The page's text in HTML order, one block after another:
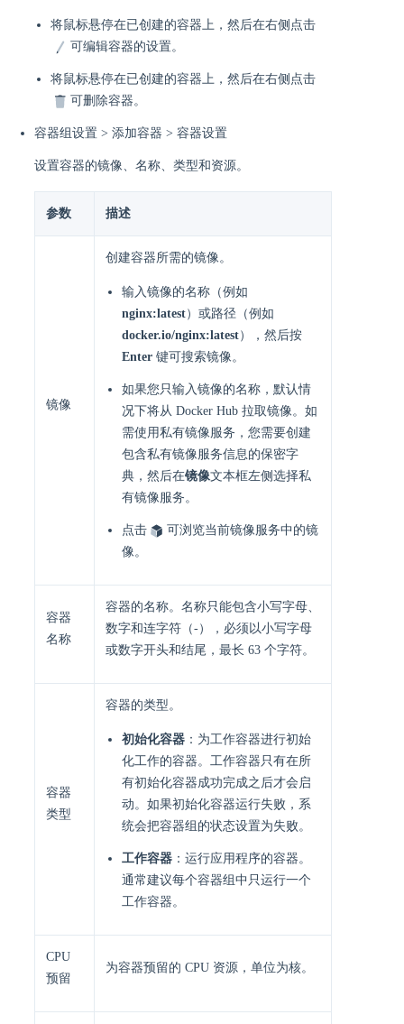
将鼠标悬停在已创建的容器上，然后在右侧点击
可编辑容器的设置。
将鼠标悬停在已创建的容器上，然后在右侧点击
可删除容器。
容器组设置 > 添加容器 > 容器设置
设置容器的镜像、名称、类型和资源。
参数 描述
镜像
创建容器所需的镜像。
输入镜像的名称（例如
nginx:latest）或路径（例如
docker.io/nginx:latest），然后按
Enter 键可搜索镜像。
如果您只输入镜像的名称，默认情
况下将从 Docker Hub 拉取镜像。如
需使用私有镜像服务，您需要创建
包含私有镜像服务信息的保密字
典，然后在镜像文本框左侧选择私
有镜像服务。
点击
可浏览当前镜像服务中的镜
像。
容器
名称
容器的名称。名称只能包含小写字母、
数字和连字符（-），必须以小写字母
或数字开头和结尾，最长 63 个字符。
容器
类型
容器的类型。
初始化容器 ：为工作容器进行初始
化工作的容器。工作容器只有在所
有初始化容器成功完成之后才会启
动。如果初始化容器运行失败，系
统会把容器组的状态设置为失败。
工作容器 ：运行应用程序的容器。
通常建议每个容器组中只运行一个
工作容器。
CPU
预留
为容器预留的 CPU 资源，单位为核。